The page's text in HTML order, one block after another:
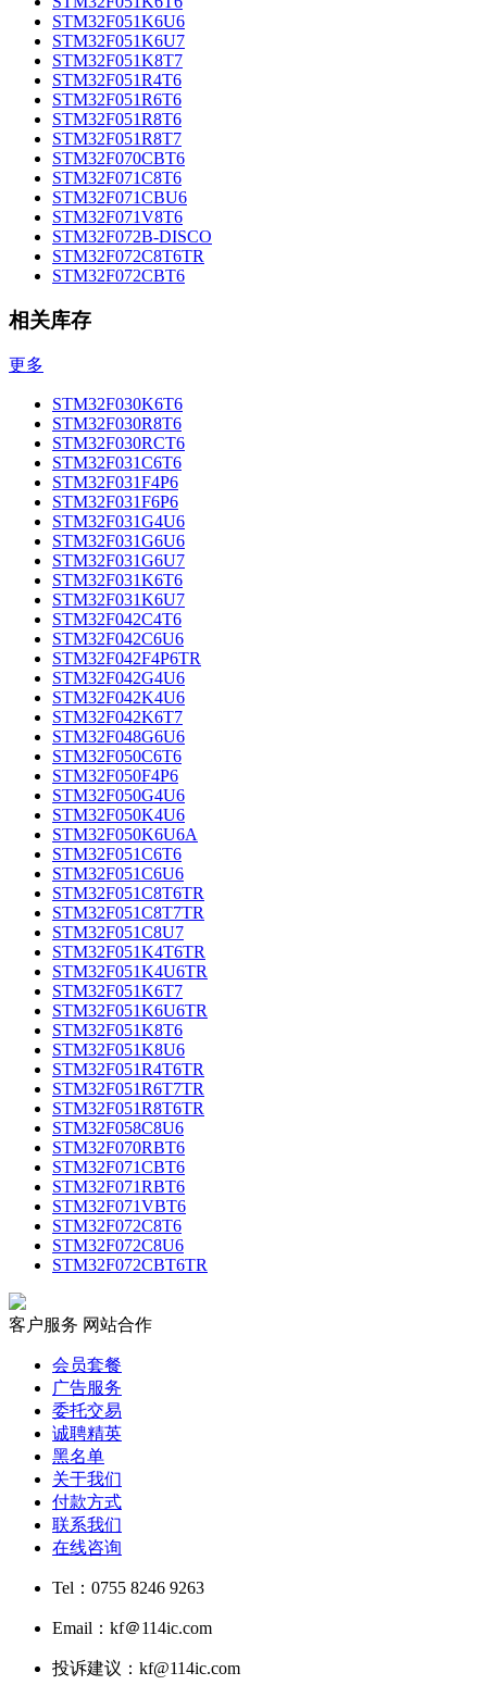
STM32F051K6U6
STM32F051K6U7
STM32F051K8T7
STM32F051R4T6
STM32F051R6T6
STM32F051R8T6
STM32F051R8T7
STM32F070CBT6
STM32F071C8T6
STM32F071CBU6
STM32F071V8T6
STM32F072B-DISCO
STM32F072C8T6TR
STM32F072CBT6
相关库存
更多
STM32F030K6T6
STM32F030R8T6
STM32F030RCT6
STM32F031C6T6
STM32F031F4P6
STM32F031F6P6
STM32F031G4U6
STM32F031G6U6
STM32F031G6U7
STM32F031K6T6
STM32F031K6U7
STM32F042C4T6
STM32F042C6U6
STM32F042F4P6TR
STM32F042G4U6
STM32F042K4U6
STM32F042K6T7
STM32F048G6U6
STM32F050C6T6
STM32F050F4P6
STM32F050G4U6
STM32F050K4U6
STM32F050K6U6A
STM32F051C6T6
STM32F051C6U6
STM32F051C8T6TR
STM32F051C8T7TR
STM32F051C8U7
STM32F051K4T6TR
STM32F051K4U6TR
STM32F051K6T7
STM32F051K6U6TR
STM32F051K8T6
STM32F051K8U6
STM32F051R4T6TR
STM32F051R6T7TR
STM32F051R8T6TR
STM32F058C8U6
STM32F070RBT6
STM32F071CBT6
STM32F071RBT6
STM32F071VBT6
STM32F072C8T6
STM32F072C8U6
STM32F072CBT6TR
客户服务 网站合作
会员套餐
广告服务
委托交易
诚聘精英
黑名单
关于我们
付款方式
联系我们
在线咨询
Tel：0755 8246 9263
Email：kf＠114ic.com
投诉建议：kf@114ic.com